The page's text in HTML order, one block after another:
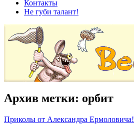
Контакты
Не губи талант!
Архив метки: орбит
Приколы от Александра Ермоловича!